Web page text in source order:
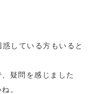
している方もいると
疑問を感じました
。